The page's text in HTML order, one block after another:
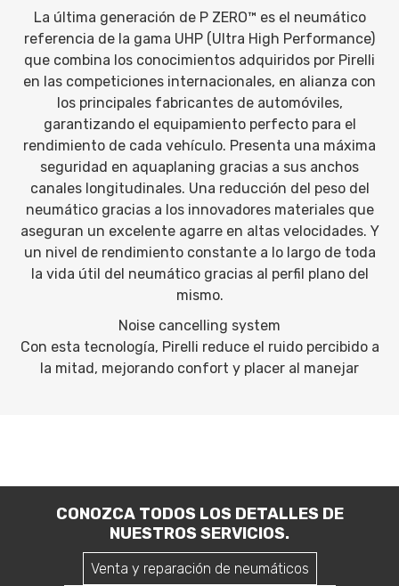
La última generación de P ZERO™ es el neumático
referencia de la gama UHP (Ultra High Performance)
que combina los conocimientos adquiridos por Pirelli
en las competiciones internacionales, en alianza con
los principales fabricantes de automóviles,
garantizando el equipamiento perfecto para el
rendimiento de cada vehículo. Presenta una máxima
seguridad en aquaplaning gracias a sus anchos
canales longitudinales. Una reducción del peso del
neumático gracias a los innovadores materiales que
aseguran un excelente agarre en altas velocidades. Y
un nivel de rendimiento constante a lo largo de toda
la vida útil del neumático gracias al perfil plano del
mismo.
Noise cancelling system
Con esta tecnología, Pirelli reduce el ruido percibido a
la mitad, mejorando confort y placer al manejar
CONOZCA TODOS LOS DETALLES DE
NUESTROS SERVICIOS.
Venta y reparación de neumáticos